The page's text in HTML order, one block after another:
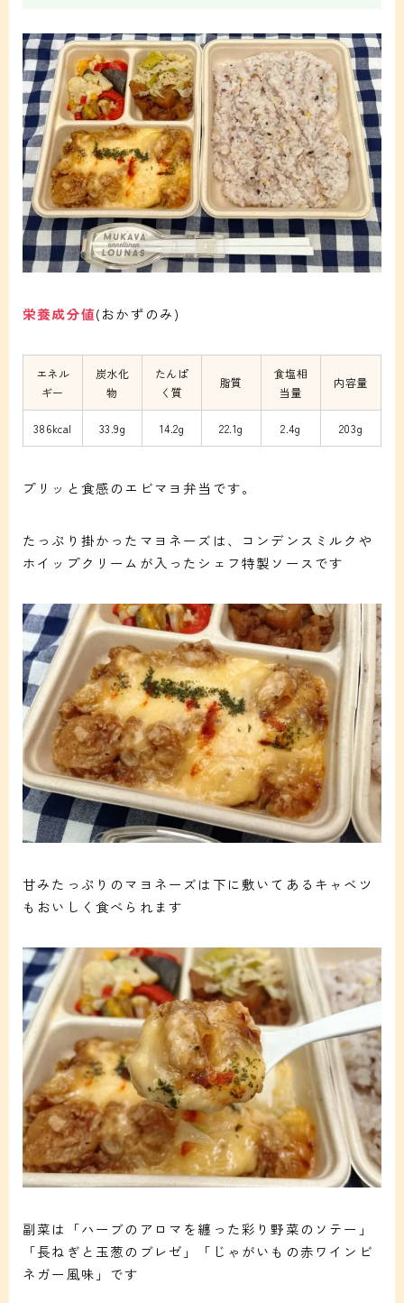
栄養成分値(おかずのみ)
エネル
ギー
炭水化
物
たんぱ
く質
脂質
食塩相
当量
内容量
386kcal 33.9g 14.2g 22.1g 2.4g 203g
プリッと食感のエビマヨ弁当です。
たっぷり掛かったマヨネーズは、コンデンスミルクや
ホイップクリームが入ったシェフ特製ソースです
甘みたっぷりのマヨネーズは下に敷いてあるキャベツ
もおいしく食べられます
副菜は「ハーブのアロマを纏った彩り野菜のソテー」
「長ねぎと玉葱のブレゼ」「じゃがいもの赤ワインビ
ネガー風味」です